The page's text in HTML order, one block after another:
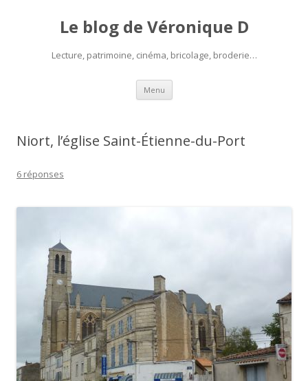
Le blog de Véronique D
Lecture, patrimoine, cinéma, bricolage, broderie…
Menu Aller
contenu
Niort, l’église Saint-Étienne-du-Port
6 réponses